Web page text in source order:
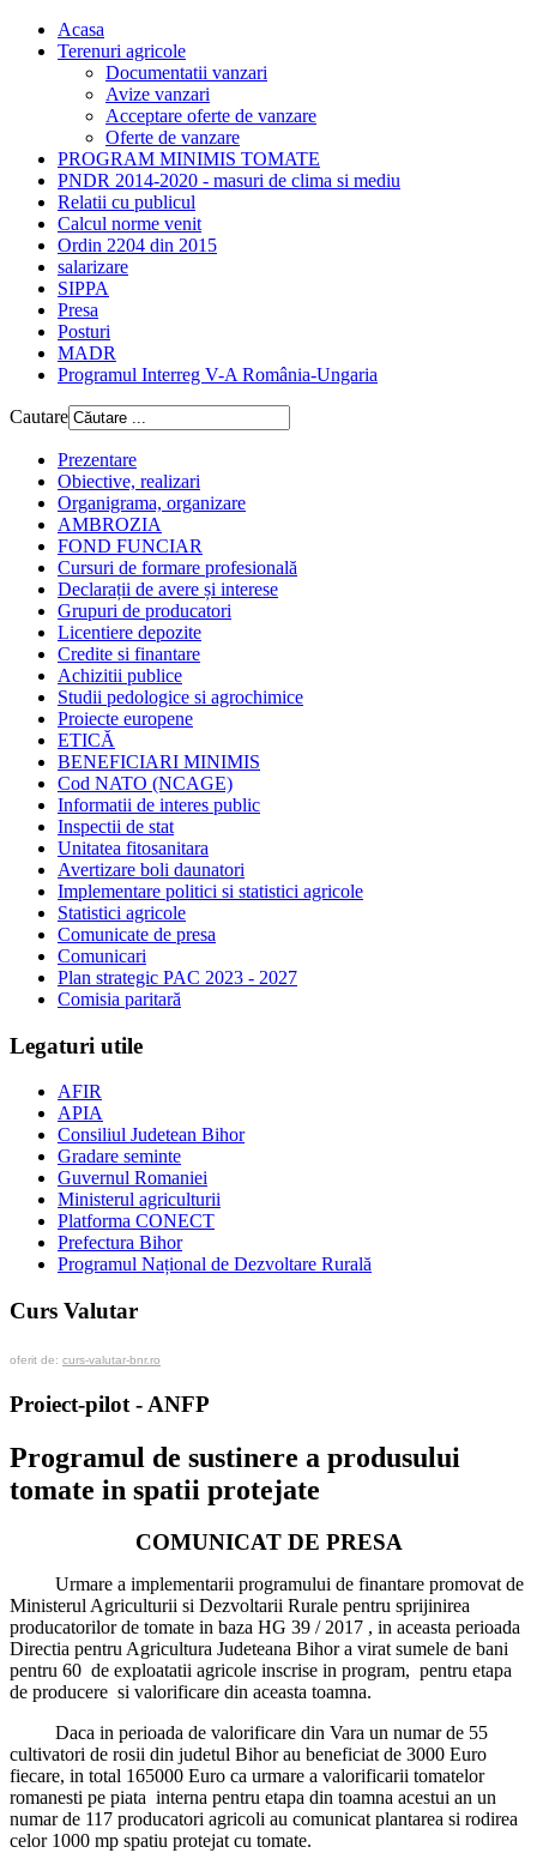
Acasa
Terenuri agricole
Documentatii vanzari
Avize vanzari
Acceptare oferte de vanzare
Oferte de vanzare
PROGRAM MINIMIS TOMATE
PNDR 2014-2020 - masuri de clima si mediu
Relatii cu publicul
Calcul norme venit
Ordin 2204 din 2015
salarizare
SIPPA
Presa
Posturi
MADR
Programul Interreg V-A România-Ungaria
Cautare
Prezentare
Obiective, realizari
Organigrama, organizare
AMBROZIA
FOND FUNCIAR
Cursuri de formare profesională
Declarații de avere și interese
Grupuri de producatori
Licentiere depozite
Credite si finantare
Achizitii publice
Studii pedologice si agrochimice
Proiecte europene
ETICĂ
BENEFICIARI MINIMIS
Cod NATO (NCAGE)
Informatii de interes public
Inspectii de stat
Unitatea fitosanitara
Avertizare boli daunatori
Implementare politici si statistici agricole
Statistici agricole
Comunicate de presa
Comunicari
Plan strategic PAC 2023 - 2027
Comisia paritară
Legaturi utile
AFIR
APIA
Consiliul Judetean Bihor
Gradare seminte
Guvernul Romaniei
Ministerul agriculturii
Platforma CONECT
Prefectura Bihor
Programul Național de Dezvoltare Rurală
Curs Valutar
oferit de: curs-valutar-bnr.ro
Proiect-pilot - ANFP
Programul de sustinere a produsului
tomate in spatii protejate
COMUNICAT DE PRESA
Urmare a implementarii programului de finantare promovat de
Ministerul Agriculturii si Dezvoltarii Rurale pentru sprijinirea
producatorilor de tomate in baza HG 39 / 2017 , in aceasta perioada
Directia pentru Agricultura Judeteana Bihor a virat sumele de bani
pentru 60 de exploatatii agricole inscrise in program, pentru etapa
de producere si valorificare din aceasta toamna.
Daca in perioada de valorificare din Vara un numar de 55
cultivatori de rosii din judetul Bihor au beneficiat de 3000 Euro
fiecare, in total 165000 Euro ca urmare a valorificarii tomatelor
romanesti pe piata interna pentru etapa din toamna acestui an un
numar de 117 producatori agricoli au comunicat plantarea si rodirea
celor 1000 mp spatiu protejat cu tomate.